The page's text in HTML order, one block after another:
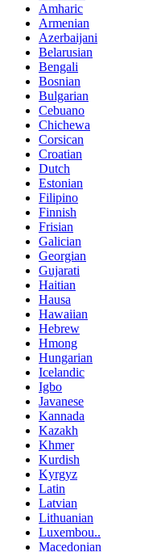
Amharic
Armenian
Azerbaijani
Belarusian
Bengali
Bosnian
Bulgarian
Cebuano
Chichewa
Corsican
Croatian
Dutch
Estonian
Filipino
Finnish
Frisian
Galician
Georgian
Gujarati
Haitian
Hausa
Hawaiian
Hebrew
Hmong
Hungarian
Icelandic
Igbo
Javanese
Kannada
Kazakh
Khmer
Kurdish
Kyrgyz
Latin
Latvian
Lithuanian
Luxembou..
Macedonian